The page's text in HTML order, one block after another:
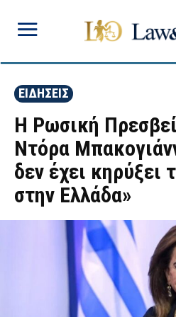
ΕΙΔΗΣΕΙΣ
Η Ρωσική
Ντόρα
δεν έχει κηρύξει
στην Ελλάδα»